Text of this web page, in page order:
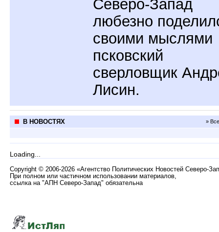
Северо-Запад
любезно
своими мыслями
псковский
сверловщик
Лисин.
В НОВОСТЯХ »
Loading...
Copyright © 2006-2026 «Агентство Политических Новостей Северо-
При полном или частичном использовании материалов,
ссылка на "АПН Северо-Запад" обязательна